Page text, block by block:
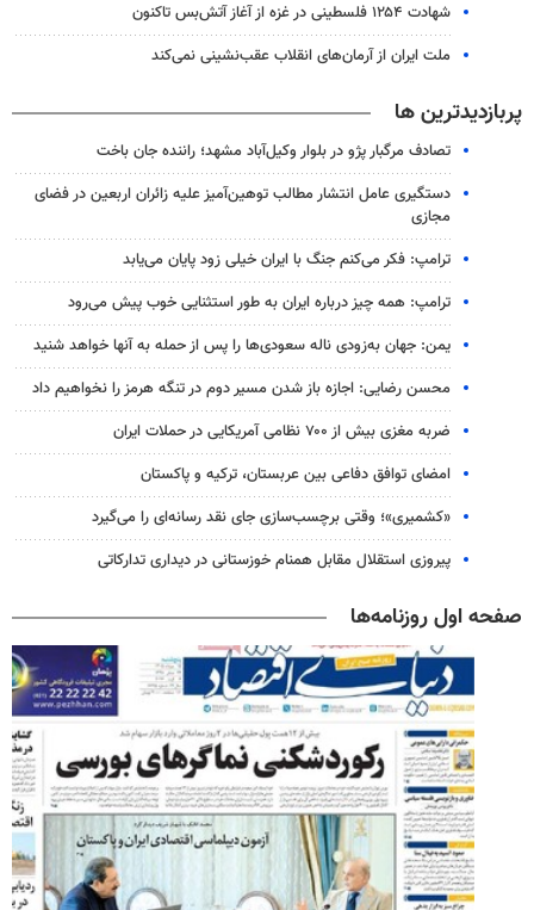
شهادت ۱۲۵۴ فلسطینی در غزه از آغاز آتش‌بس تاکنون
ملت ایران از آرمان‌های انقلاب عقب‌نشینی نمی‌کند
پربازدیدترین ها
تصادف مرگبار پژو در بلوار وکیل‌آباد مشهد؛ راننده جان باخت
دستگیری عامل انتشار مطالب توهین‌آمیز علیه زائران اربعین در فضای
مجازی
ترامپ: فکر می‌کنم جنگ با ایران خیلی زود پایان می‌یابد
ترامپ: همه چیز درباره ایران به طور استثنایی خوب پیش می‌رود
یمن: جهان به‌زودی ناله سعودی‌ها را پس از حمله به آنها خواهد شنید
محسن رضایی: اجازه باز شدن مسیر دوم در تنگه هرمز را نخواهیم داد
ضربه مغزی بیش از ۷۰۰ نظامی آمریکایی در حملات ایران
امضای توافق دفاعی بین عربستان، ترکیه و پاکستان
«کشمیری»؛ وقتی برچسب‌سازی جای نقد رسانه‌ای را می‌گیرد
پیروزی استقلال مقابل همنام خوزستانی در دیداری تدارکاتی
صفحه اول روزنامه‌ها